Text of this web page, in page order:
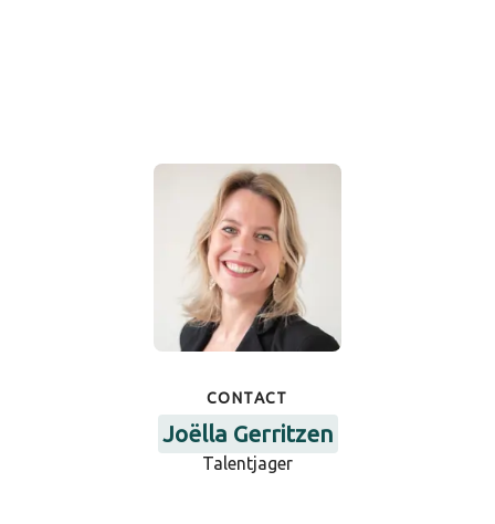
CONTACT
Joëlla Gerritzen
Talentjager